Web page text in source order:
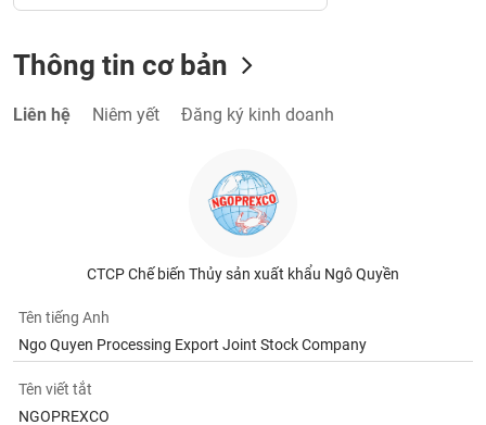
Thông tin cơ bản
Liên hệ Niêm yết Đăng ký kinh doanh
CTCP Chế biến Thủy sản xuất khẩu Ngô Quyền
Tên tiếng Anh
Ngo Quyen Processing Export Joint Stock Company
Tên viết tắt
NGOPREXCO